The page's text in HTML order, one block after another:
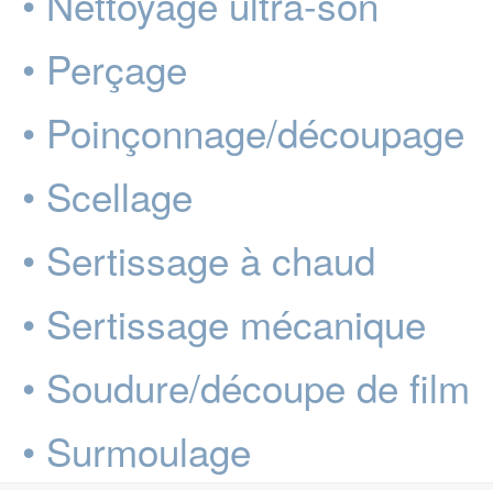
• Perçage
• Poinçonnage/découpage
• Scellage
• Sertissage à chaud
• Sertissage mécanique
• Soudure/découpe de film
• Surmoulage